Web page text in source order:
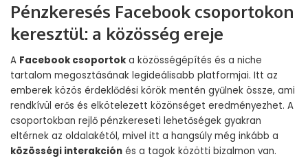
Pénzkeresés Facebook csoportokon
keresztül: a közösség ereje
A Facebook csoportok a közösségépítés és a niche
tartalom megosztásának legideálisabb platformjai. Itt az
emberek közös érdeklődési körök mentén gyűlnek össze, ami
rendkívül erős és elkötelezett közönséget eredményezhet. A
csoportokban rejlő pénzkereseti lehetőségek gyakran
eltérnek az oldalakétól, mivel itt a hangsúly még inkább a
közösségi interakción és a tagok közötti bizalmon van.